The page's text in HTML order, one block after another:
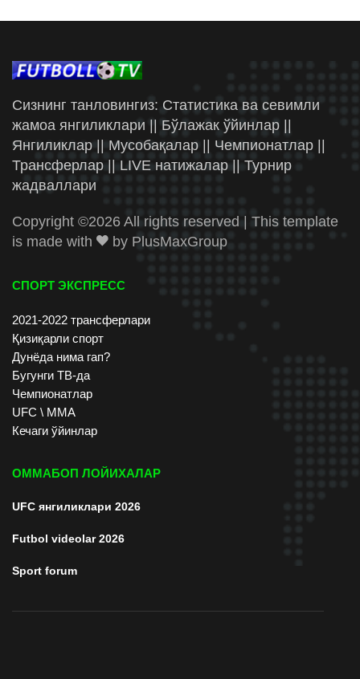
Сизнинг танловингиз: Статистика ва севимли
жамоа янгиликлари || Бўлажак ўйинлар ||
Янгиликлар || Мусобақалар || Чемпионатлар ||
Трансферлар || LIVE натижалар || Турнир
жадваллари
Copyright ©2026 All rights reserved | This template
is made with
by PlusMaxGroup
СПОРТ ЭКСПРЕСС
2021-2022 трансферлари
Қизиқарли спорт
Дунёда нима гап?
Бугунги ТВ-да
Чемпионатлар
UFC \ ММА
Кечаги ўйинлар
ОММАБОП ЛОЙИХАЛАР
UFC янгиликлари 2026
Futbol videolar 2026
Sport forum